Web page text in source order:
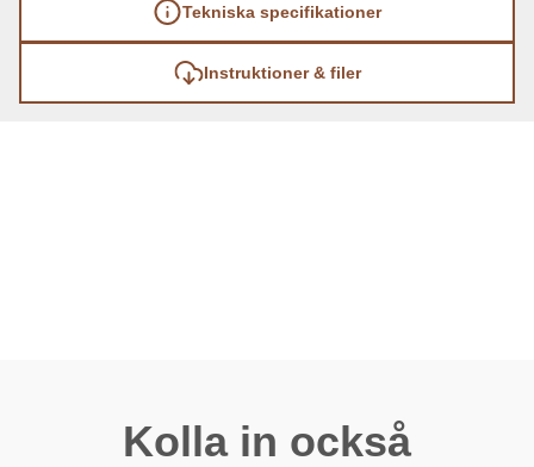
Tekniska specifikationer
Instruktioner & filer
Kolla in också